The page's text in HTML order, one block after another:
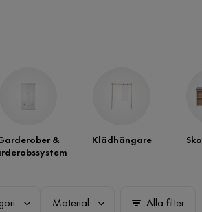
&
Klädhängare
Material Alla filter